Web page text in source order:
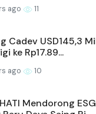
ago 11
Cadev USD145,3
ke Rp17.89...
ago 10
Mendorong